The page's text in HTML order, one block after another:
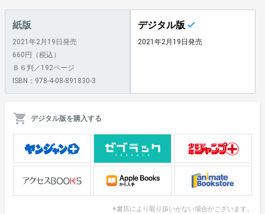
紙版
2021年2月19日発売
660円（税込）
Ｂ６判／192ページ
ISBN：978-4-08-891830-3
デジタル版
2021年2月19日発売
デジタル版を購入する
※書店により取り扱いがない場合がございます。